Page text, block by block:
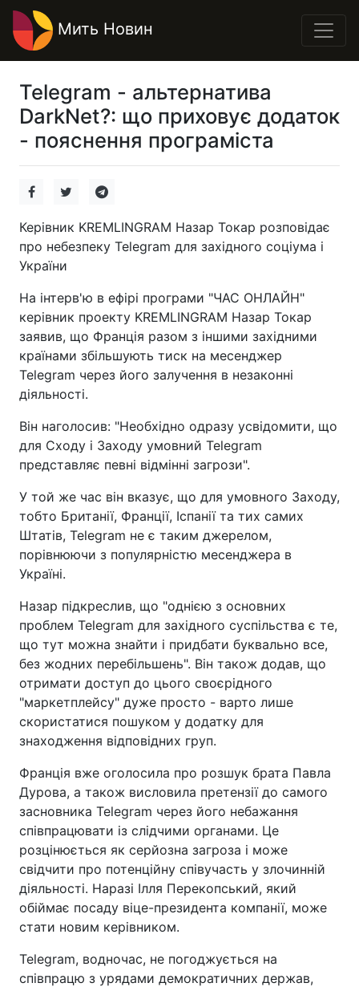
Мить Новин
Telegram - альтернатива
DarkNet?: що приховує додаток
- пояснення програміста
Керівник KREMLINGRAM Назар Токар розповідає
про небезпеку Telegram для західного соціума і
України
На інтерв'ю в ефірі програми "ЧАС ОНЛАЙН"
керівник проекту KREMLINGRAM Назар Токар
заявив, що Франція разом з іншими західними
країнами збільшують тиск на месенджер
Telegram через його залучення в незаконні
діяльності.
Він наголосив: "Необхідно одразу усвідомити, що
для Сходу і Заходу умовний Telegram
представляє певні відмінні загрози".
У той же час він вказує, що для умовного Заходу,
тобто Британії, Франції, Іспанії та тих самих
Штатів, Telegram не є таким джерелом,
порівнюючи з популярністю месенджера в
Україні.
Назар підкреслив, що "однією з основних
проблем Telegram для західного суспільства є те,
що тут можна знайти і придбати буквально все,
без жодних перебільшень". Він також додав, що
отримати доступ до цього своєрідного
"маркетплейсу" дуже просто - варто лише
скористатися пошуком у додатку для
знаходження відповідних груп.
Франція вже оголосила про розшук брата Павла
Дурова, а також висловила претензії до самого
засновника Telegram через його небажання
співпрацювати із слідчими органами. Це
розцінюється як серйозна загроза і може
свідчити про потенційну співучасть у злочинній
діяльності. Наразі Ілля Перекопський, який
обіймає посаду віце-президента компанії, може
стати новим керівником.
Telegram, водночас, не погоджується на
співпрацю з урядами демократичних держав,